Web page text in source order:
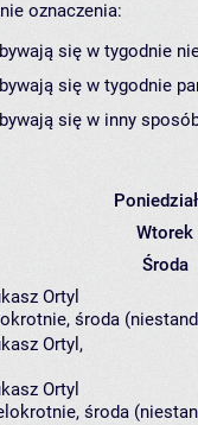
oznaczenia:
się w tygodnie
się w tygodnie
się w inny
Wtorek
Środa
Ortyl
środa
Ortyl ,
Ortyl
środa